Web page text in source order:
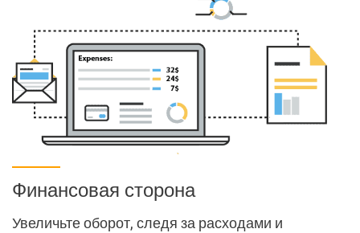
Связь
Служба поддержки
Управление точками продаж, используя планшет
Финансовая сторона
Увеличьте оборот, следя за расходами и